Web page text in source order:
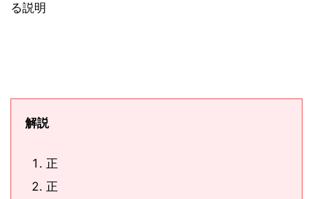
る説明
解説
正
正